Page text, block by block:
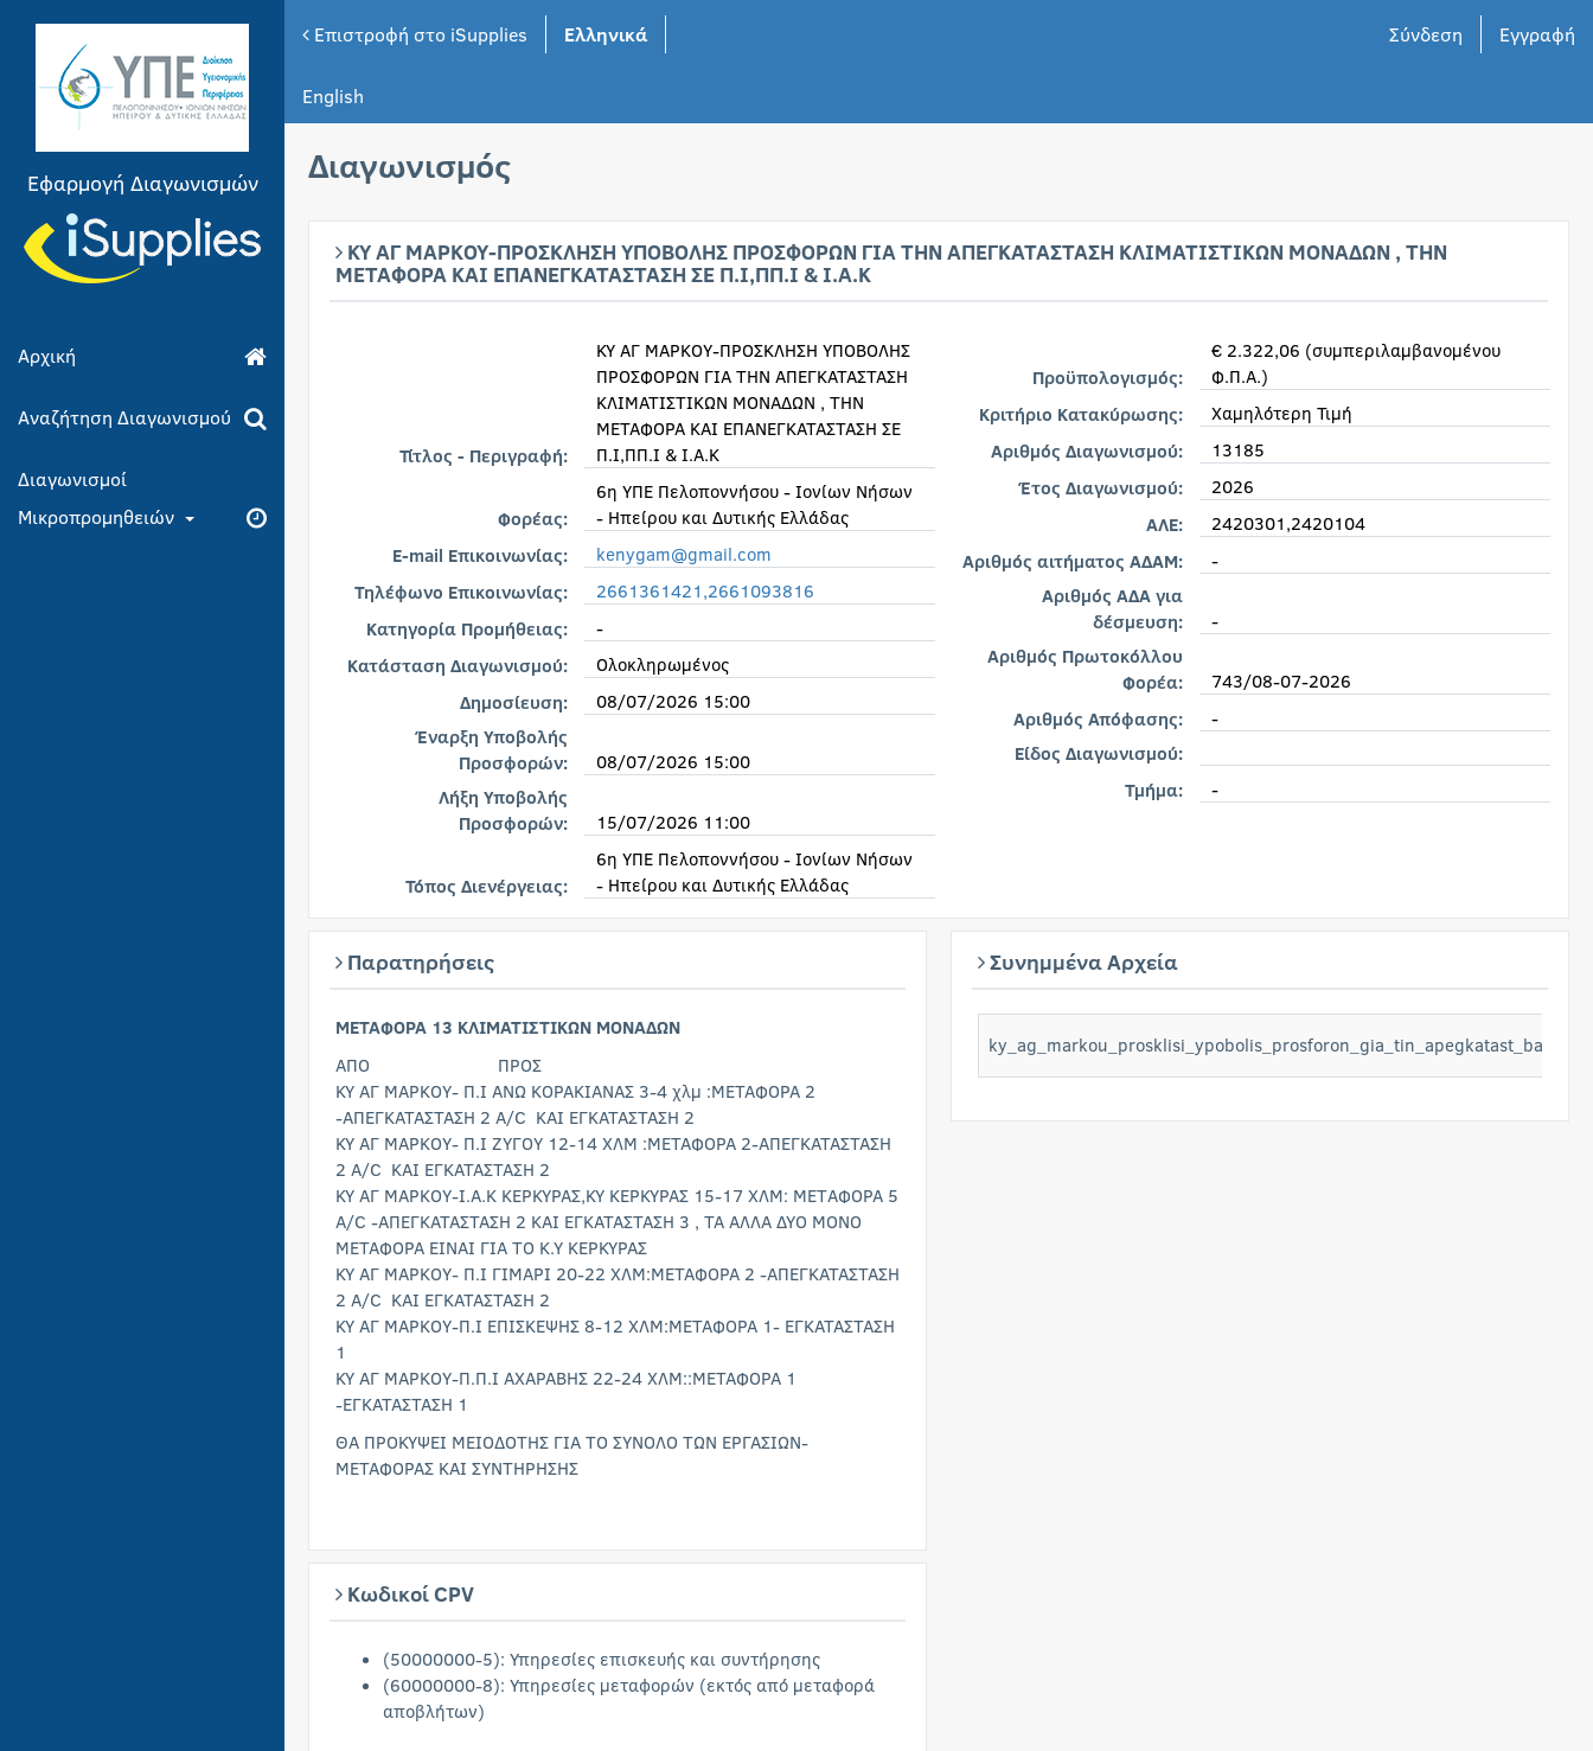
Εφαρμογή Διαγωνισμών
Αρχική
Αναζήτηση Διαγωνισμού
Διαγωνισμοί
Μικροπρομηθειών
Επιστροφή στο iSupplies Ελληνικά
English
Εγγραφή
Σύνδεση
Διαγωνισμός
ΚΥ ΑΓ ΜΑΡΚΟΥ-ΠΡΟΣΚΛΗΣΗ ΥΠΟΒΟΛΗΣ ΠΡΟΣΦΟΡΩΝ ΓΙΑ ΤΗΝ ΑΠΕΓΚΑΤΑΣΤΑΣΗ ΚΛΙΜΑΤΙΣΤΙΚΩΝ ΜΟΝΑΔΩΝ , ΤΗΝ
ΜΕΤΑΦΟΡΑ ΚΑΙ ΕΠΑΝΕΓΚΑΤΑΣΤΑΣΗ ΣΕ Π.Ι,ΠΠ.Ι & Ι.Α.Κ
Τίτλος - Περιγραφή:
ΚΥ ΑΓ ΜΑΡΚΟΥ-ΠΡΟΣΚΛΗΣΗ ΥΠΟΒΟΛΗΣ
ΠΡΟΣΦΟΡΩΝ ΓΙΑ ΤΗΝ ΑΠΕΓΚΑΤΑΣΤΑΣΗ
ΚΛΙΜΑΤΙΣΤΙΚΩΝ ΜΟΝΑΔΩΝ , ΤΗΝ
ΜΕΤΑΦΟΡΑ ΚΑΙ ΕΠΑΝΕΓΚΑΤΑΣΤΑΣΗ ΣΕ
Π.Ι,ΠΠ.Ι & Ι.Α.Κ
Φορέας:
6η ΥΠΕ Πελοποννήσου - Ιονίων Νήσων
- Ηπείρου και Δυτικής Ελλάδας
E-mail Επικοινωνίας:
kenygam@gmail.com
Τηλέφωνο Επικοινωνίας:
2661361421,2661093816
Κατηγορία Προμήθειας:
-
Κατάσταση Διαγωνισμού:
Ολοκληρωμένος
Δημοσίευση:
08/07/2026 15:00
Έναρξη Υποβολής
Προσφορών:
08/07/2026 15:00
Λήξη Υποβολής
Προσφορών:
15/07/2026 11:00
Τόπος Διενέργειας:
6η ΥΠΕ Πελοποννήσου - Ιονίων Νήσων
- Ηπείρου και Δυτικής Ελλάδας
Προϋπολογισμός:
€ 2.322,06 (συμπεριλαμβανομένου
Φ.Π.Α.)
Κριτήριο Κατακύρωσης:
Χαμηλότερη Τιμή
Αριθμός Διαγωνισμού:
13185
Έτος Διαγωνισμού:
2026
ΑΛΕ:
2420301,2420104
Αριθμός αιτήματος ΑΔΑΜ:
-
Αριθμός ΑΔΑ για
δέσμευση:
-
Αριθμός Πρωτοκόλλου
Φορέα:
743/08-07-2026
Αριθμός Απόφασης:
-
Είδος Διαγωνισμού:
Τμήμα:
-
Παρατηρήσεις
ΜΕΤΑΦΟΡΑ 13 ΚΛΙΜΑΤΙΣΤΙΚΩΝ ΜΟΝΑΔΩΝ
ΑΠΟ ΠΡΟΣ
ΚΥ ΑΓ ΜΑΡΚΟΥ- Π.Ι ΑΝΩ ΚΟΡΑΚΙΑΝΑΣ 3-4 χλμ :ΜΕΤΑΦΟΡΑ 2
-ΑΠΕΓΚΑΤΑΣΤΑΣΗ 2 Α/C ΚΑΙ ΕΓΚΑΤΑΣΤΑΣΗ 2
ΚΥ ΑΓ ΜΑΡΚΟΥ- Π.Ι ΖΥΓΟΥ 12-14 ΧΛΜ :ΜΕΤΑΦΟΡΑ 2-ΑΠΕΓΚΑΤΑΣΤΑΣΗ
2 Α/C ΚΑΙ ΕΓΚΑΤΑΣΤΑΣΗ 2
ΚΥ ΑΓ ΜΑΡΚΟΥ-Ι.Α.Κ ΚΕΡΚΥΡΑΣ,ΚΥ ΚΕΡΚΥΡΑΣ 15-17 ΧΛΜ: METΑΦΟΡΑ 5
Α/C -ΑΠΕΓΚΑΤΑΣΤΑΣΗ 2 ΚΑΙ ΕΓΚΑΤΑΣΤΑΣΗ 3 , ΤΑ ΑΛΛΑ ΔΥΟ ΜΟΝΟ
ΜΕΤΑΦΟΡΑ ΕΙΝΑΙ ΓΙΑ ΤΟ Κ.Υ ΚΕΡΚΥΡΑΣ
ΚΥ ΑΓ ΜΑΡΚΟΥ- Π.Ι ΓΙΜΑΡΙ 20-22 ΧΛΜ:ΜΕΤΑΦΟΡΑ 2 -ΑΠΕΓΚΑΤΑΣΤΑΣΗ
2 Α/C ΚΑΙ ΕΓΚΑΤΑΣΤΑΣΗ 2
ΚΥ ΑΓ ΜΑΡΚΟΥ-Π.Ι ΕΠΙΣΚΕΨΗΣ 8-12 ΧΛΜ:ΜΕΤΑΦΟΡΑ 1- ΕΓΚΑΤΑΣΤΑΣΗ
1
ΚΥ ΑΓ ΜΑΡΚΟΥ-Π.Π.Ι ΑΧΑΡΑΒΗΣ 22-24 ΧΛΜ::ΜΕΤΑΦΟΡΑ 1
-ΕΓΚΑΤΑΣΤΑΣΗ 1
ΘΑ ΠΡΟΚΥΨΕΙ ΜΕΙΟΔΟΤΗΣ ΓΙΑ ΤΟ ΣΥΝΟΛΟ ΤΩΝ ΕΡΓΑΣΙΩΝ-
ΜΕΤΑΦΟΡΑΣ ΚΑΙ ΣΥΝΤΗΡΗΣΗΣ
Κωδικοί CPV
(50000000-5): Υπηρεσίες επισκευής και συντήρησης
(60000000-8): Υπηρεσίες μεταφορών (εκτός από μεταφορά
αποβλήτων)
Συνημμένα Αρχεία